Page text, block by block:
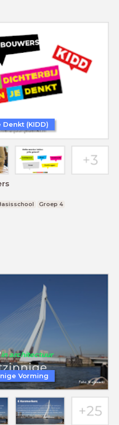
Groep 4
(KIDD)
Vorming